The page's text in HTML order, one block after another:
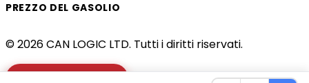
PREZZO DEL GASOLIO
© 2026 CAN LOGIC LTD. Tutti i diritti riservati.